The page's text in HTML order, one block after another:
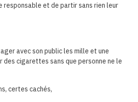
responsable et de partir sans rien leur
avec son public les mille et une
cigarettes sans que personne ne le
certes cachés,